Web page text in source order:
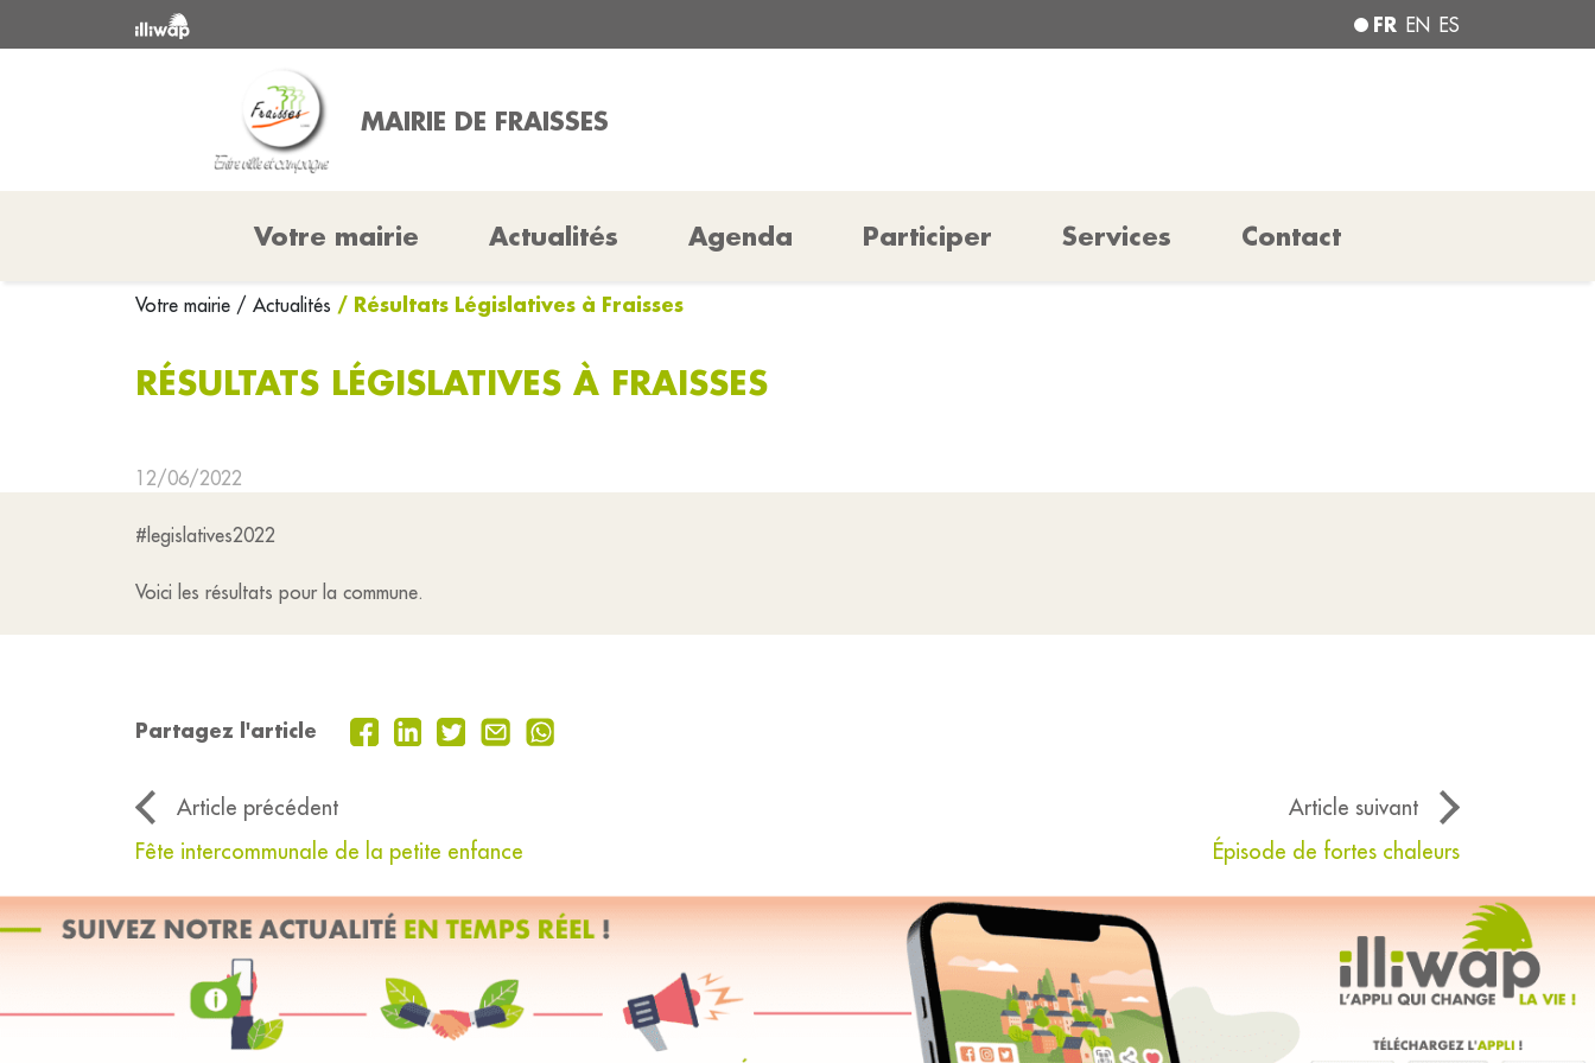
FR EN ES
MAIRIE DE FRAISSES
Votre mairie Actualités Agenda Participer Services Contact
Votre mairie / Actualités / Résultats Législatives à Fraisses
RÉSULTATS LÉGISLATIVES À FRAISSES
12/06/2022
#legislatives2022
Voici les résultats pour la commune.
Partagez l'article
Article précédent
Article suivant
Fête intercommunale de la petite enfance
Épisode de fortes chaleurs